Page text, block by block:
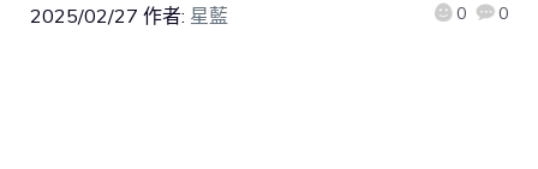
2025/02/27 作者: 星藍 0 0